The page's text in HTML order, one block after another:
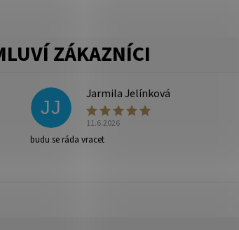
JJ
Jarmila Jelínková
11.6.2026
budu se ráda vracet